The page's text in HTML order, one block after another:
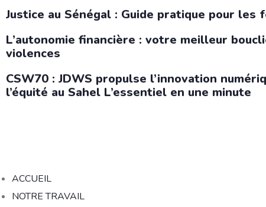
Justice au Sénégal : Guide pratique pour
L’autonomie financière : votre meilleur
violences
CSW70 : JDWS propulse l’innovation
l’équité au Sahel L’essentiel en une minute
ACCUEIL
NOTRE TRAVAIL